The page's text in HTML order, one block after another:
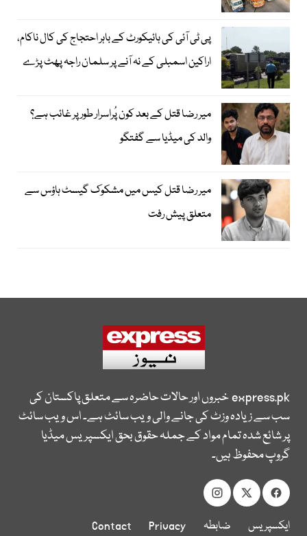
پی ٹی آئی کی ہائیکورٹ کے باہر احتجاج کی کال ناکام،
اراکین اسمبلی کے نہ آنے پر سلمان راجہ پھٹ پڑے
میر رضا قتل کے بعد کون پُراسرار طور پر غائب ہے؟
والد کی میڈیا سے گفتگو
میر رضا قتل کیس میں مشکوک گیسٹ ہاؤس سے
متعلق پیش رفت
express.pkخبروں اور حالات حاضرہ سے متعلق پاکستان کی
سب سے زیادہ وزٹ کی جانے والی ویب سائٹ ہے۔ اس ویب سائٹ
پر شائع شدہ تمام مواد کے جملہ حقوق بحق ایکسپریس میڈیا
گروپ محفوظ ہیں۔
ایکسپریس
ضابطہ
Privacy
Contact